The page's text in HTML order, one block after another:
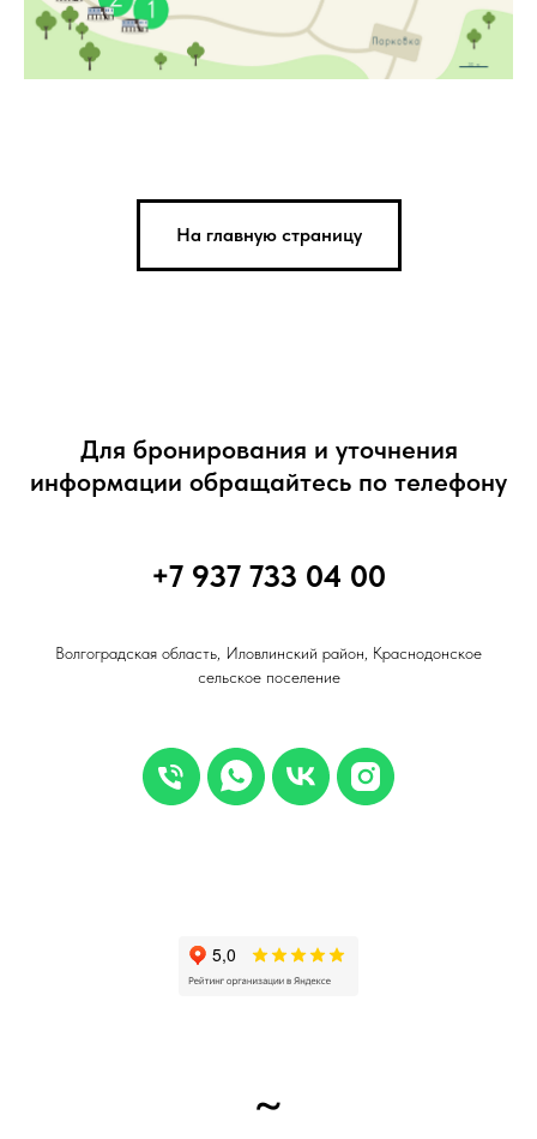
На главную страницу
Для бронирования и уточнения
информации обращайтесь по телефону
+7 937 733 04 00
Волгоградская область, Иловлинский район, Краснодонское
сельское поселение
~